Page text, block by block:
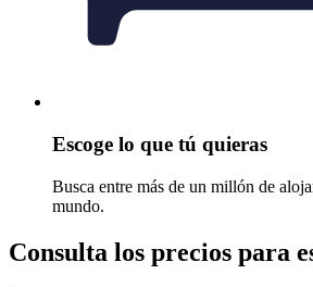
Escoge lo que tú quieras
Busca entre más de un millón de
mundo.
Consulta los precios para